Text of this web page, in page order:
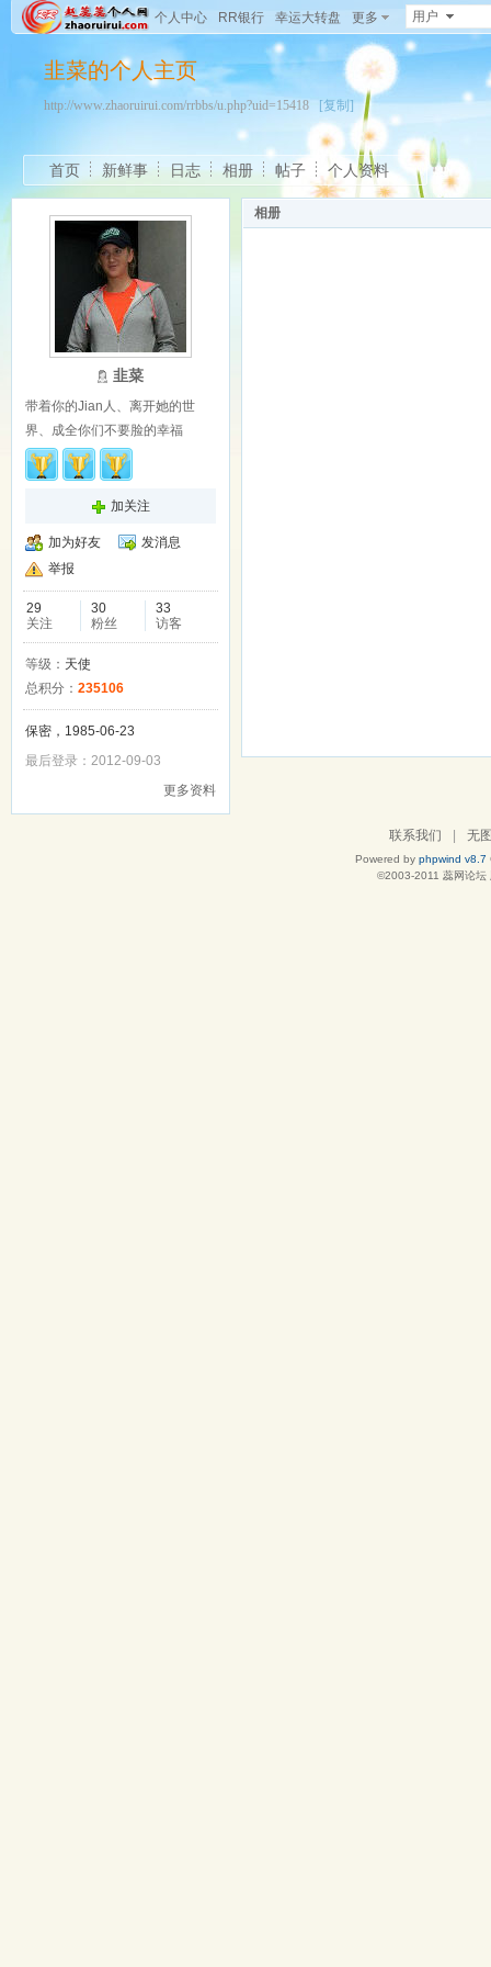
个人中心 RR银行 幸运大转盘 更多 用户
韭菜的个人主页
http://www.zhaoruirui.com/rrbbs/u.php?uid=15418 [复制]
首页 新鲜事 日志 相册 帖子 个人资料
韭菜
带着你的Jian人、离开她的世
界、成全你们不要脸的幸福
加关注
加为好友
发消息
举报
29
关注
30
粉丝
33
访客
等级： 天使
总积分： 235106
保密，1985-06-23
最后登录：2012-09-03
更多资料
相册
联系我们 无
Powered by phpwind v8.7
©2003-2011 蕊网论坛